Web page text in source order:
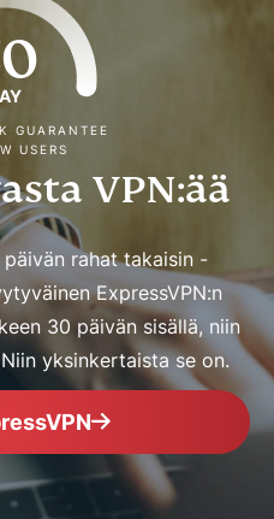
GUARANTEE
USERS
VPN:ää
rahat takaisin -
ExpressVPN:n
30 päivän sisällä, niin
yksinkertaista se on.